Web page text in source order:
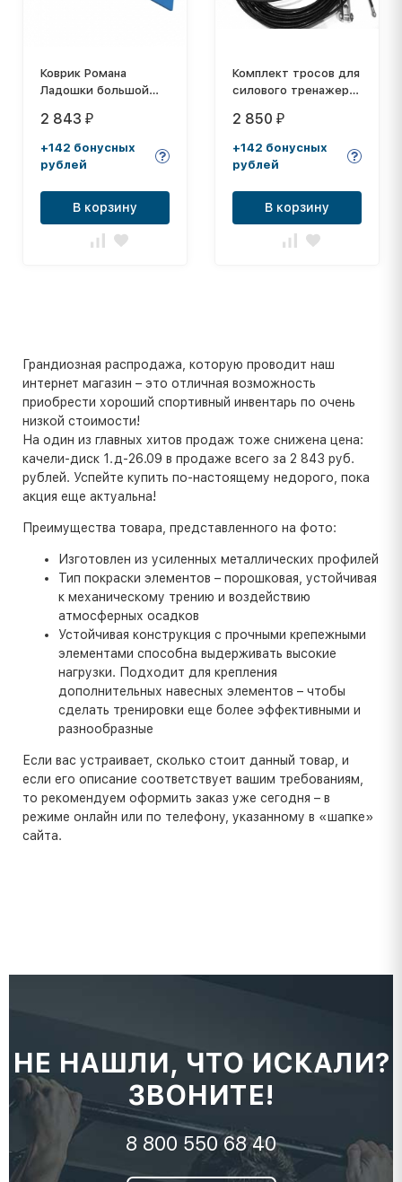
Коврик Романа
Ладошки большой
2 843 ₽
+142 бонусных
рублей
В корзину
Комплект тросов для
силового тренажера
2 850 ₽
+142 бонусных
рублей
В корзину
Грандиозная распродажа, которую проводит наш
интернет магазин – это отличная возможность
приобрести хороший спортивный инвентарь по очень
низкой стоимости!
На один из главных хитов продаж тоже снижена цена:
качели-диск 1.д-26.09 в продаже всего за 2 843 руб.
рублей. Успейте купить по-настоящему недорого, пока
акция еще актуальна!
Преимущества товара, представленного на фото:
Изготовлен из усиленных металлических профилей
Тип покраски элементов – порошковая, устойчивая
к механическому трению и воздействию
атмосферных осадков
Устойчивая конструкция с прочными крепежными
элементами способна выдерживать высокие
нагрузки. Подходит для крепления
дополнительных навесных элементов – чтобы
сделать тренировки еще более эффективными и
разнообразные
Если вас устраивает, сколько стоит данный товар, и
если его описание соответствует вашим требованиям,
то рекомендуем оформить заказ уже сегодня – в
режиме онлайн или по телефону, указанному в «шапке»
сайта.
НЕ НАШЛИ, ЧТО ИСКАЛИ?
ЗВОНИТЕ!
8 800 550 68 40